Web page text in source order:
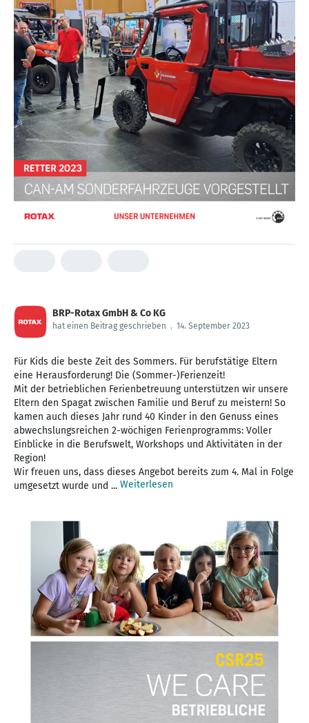
BRP-Rotax GmbH & Co KG
hat einen Beitrag geschrieben . 14. September 2023
Für Kids die beste Zeit des Sommers. Für berufstätige Eltern
eine Herausforderung! Die (Sommer-)Ferienzeit!
Mit der betrieblichen Ferienbetreuung unterstützen wir unsere
Eltern den Spagat zwischen Familie und Beruf zu meistern! So
kamen auch dieses Jahr rund 40 Kinder in den Genuss eines
abwechslungsreichen 2-wöchigen Ferienprogramms: Voller
Einblicke in die Berufswelt, Workshops und Aktivitäten in der
Region!
Wir freuen uns, dass dieses Angebot bereits zum 4. Mal in Folge
umgesetzt wurde und ... Weiterlesen